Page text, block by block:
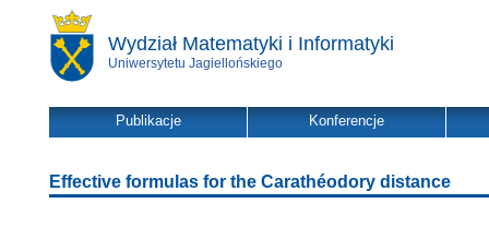
Wydział Matematyki i Informatyki
Uniwersytetu Jagiellońskiego
Publikacje Konferencje
Effective formulas for the Carathéodory distance